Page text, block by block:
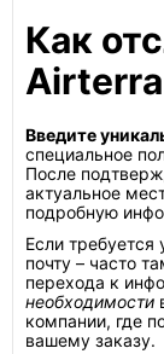
Как
Airterra
Введите
специальное
После
актуальное
подробную
Если требуется
почту – часто
перехода к
необходимости
компании, где
вашему заказу.